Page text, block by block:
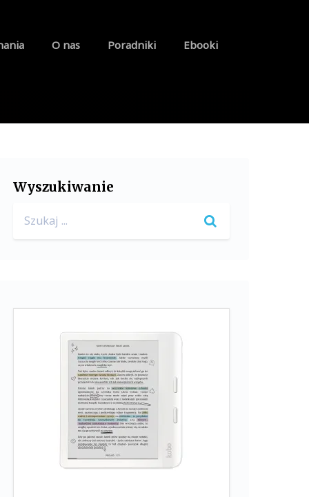
O nas Poradniki Ebooki
Wyszukiwanie
for: